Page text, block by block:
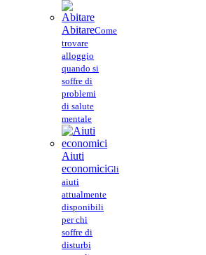
AbitareCome
trovare
alloggio
quando si
soffre di
problemi
di salute
mentale
Aiuti
economiciGli
aiuti
attualmente
disponibili
per chi
soffre di
disturbi